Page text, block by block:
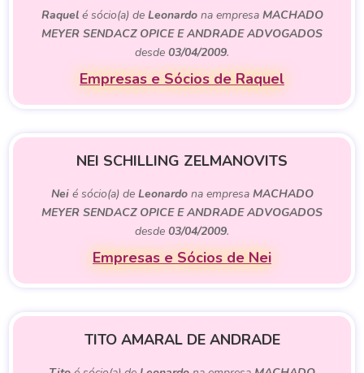
Raquelé sócio(a) de Leonardona empresa MACHADO
MEYER SENDACZ OPICE E ANDRADE ADVOGADOS
desde 03/04/2009.
Empresas e Sócios de Raquel
NEI SCHILLING ZELMANOVITS
Neié sócio(a) de Leonardona empresa MACHADO
MEYER SENDACZ OPICE E ANDRADE ADVOGADOS
desde 03/04/2009.
Empresas e Sócios de Nei
TITO AMARAL DE ANDRADE